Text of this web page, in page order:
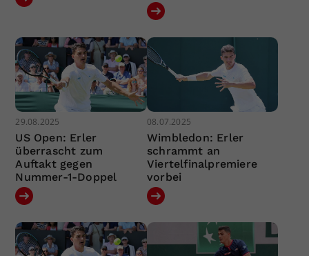
29.08.2025
US Open: Erler
überrascht zum
Auftakt gegen
Nummer-1-Doppel
08.07.2025
Wimbledon: Erler
schrammt an
Viertelfinalpremiere
vorbei